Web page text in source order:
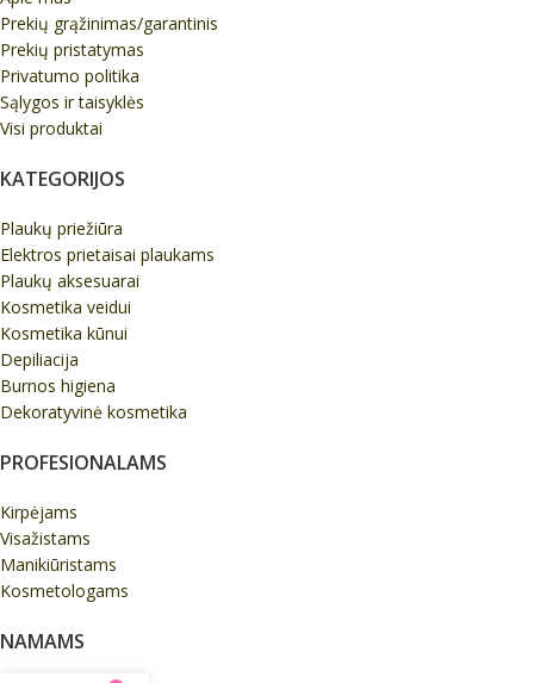
Prekių grąžinimas/garantinis
Prekių pristatymas
Privatumo politika
Sąlygos ir taisyklės
Visi produktai
KATEGORIJOS
Plaukų priežiūra
Elektros prietaisai plaukams
Plaukų aksesuarai
Kosmetika veidui
Kosmetika kūnui
Depiliacija
Burnos higiena
Dekoratyvinė kosmetika
PROFESIONALAMS
Kirpėjams
Visažistams
Manikiūristams
Kosmetologams
NAMAMS